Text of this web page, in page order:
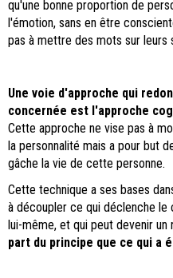
qu'une bonne proportion de
l'émotion, sans en être
pas à mettre des mots sur leurs
Une voie d'approche qui
concernée est l'approche
Cette approche ne vise pas à
la personnalité mais a pour but
gâche la vie de cette personne.
Cette technique a ses bases
à découpler ce qui déclenche
lui-même, et qui peut devenir
part du principe que ce qui a